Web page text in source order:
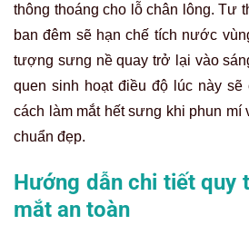
thông thoáng cho lỗ chân lông. Tư
ban đêm sẽ hạn chế tích nước
tượng sưng nề quay trở lại vào
quen sinh hoạt điều độ lúc này sẽ
cách làm mắt hết sưng khi phun mí
chuẩn đẹp.
Hướng dẫn chi tiết quy
mắt an toàn